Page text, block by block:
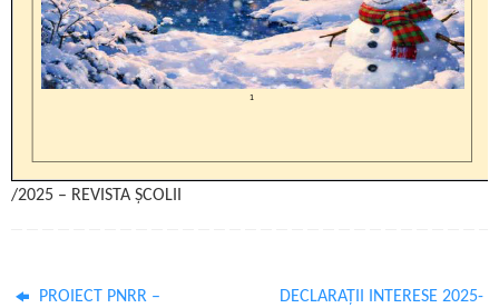
/2025 – REVISTA ȘCOLII
PROIECT PNRR –
DECLARAȚII INTERESE 2025-